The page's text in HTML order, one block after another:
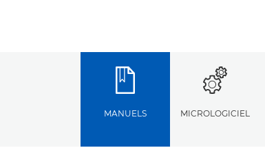
MANUELS MICROLOGICIEL